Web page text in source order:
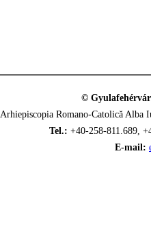
©
Arhiepiscopia Romano-Catolică
Tel.: +40-258-811.689,
E-mail: